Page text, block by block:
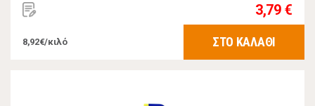
3,79 €
8,92€/κιλό ΣΤΟ ΚΑΛΑΘΙ